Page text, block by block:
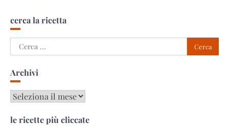
cerca la ricetta
Ricerca
per:
Archivi
Archivi
le ricette più cliccate